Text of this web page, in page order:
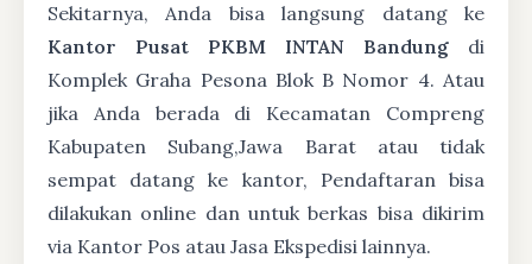
Sekitarnya, Anda bisa langsung datang ke
Kantor Pusat PKBM INTAN Bandung di
Komplek Graha Pesona Blok B Nomor 4. Atau
jika Anda berada di Kecamatan Compreng
Kabupaten Subang,Jawa Barat atau tidak
sempat datang ke kantor, Pendaftaran bisa
dilakukan online dan untuk berkas bisa dikirim
via Kantor Pos atau Jasa Ekspedisi lainnya.